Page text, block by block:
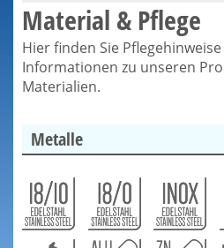
Material & Pflege
Hier finden Sie
Informationen zu unseren
Materialien.
Metalle